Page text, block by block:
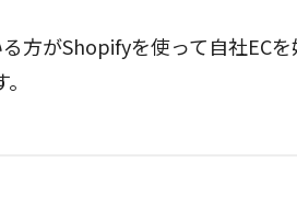
方がShopifyを使って自社EC